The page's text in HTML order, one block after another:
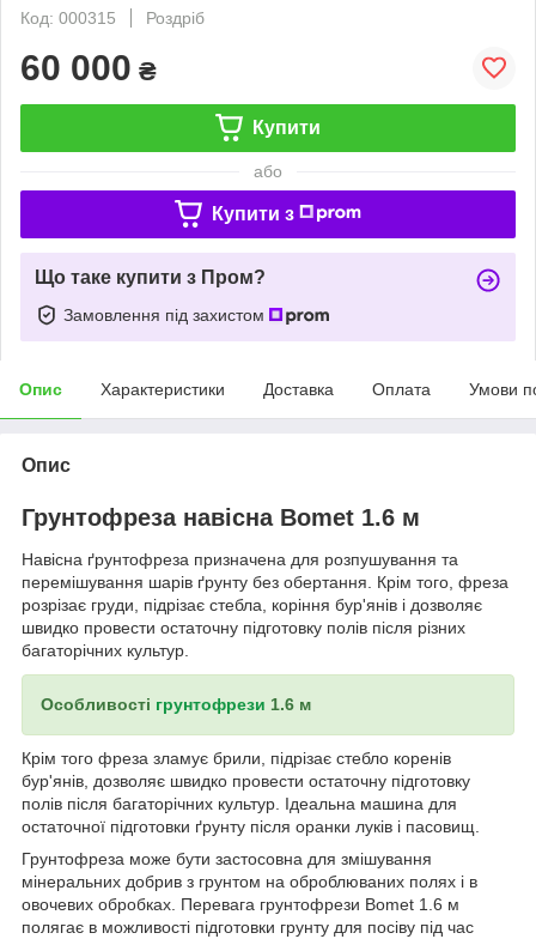
Код: 000315
Роздріб
60 000 ₴
Купити
або
Купити з
Що таке купити з Пром?
Замовлення під захистом
Опис Характеристики Доставка Оплата Умови
Опис
Грунтофреза навісна Bomet 1.6 м
Навісна ґрунтофреза призначена для розпушування та
перемішування шарів ґрунту без обертання. Крім того, фреза
розрізає груди, підрізає стебла, коріння бур'янів і дозволяє
швидко провести остаточну підготовку полів після різних
багаторічних культур.
Особливості грунтофрези 1.6 м
Крім того фреза зламує брили, підрізає стебло коренів
бур'янів, дозволяє швидко провести остаточну підготовку
полів після багаторічних культур. Ідеальна машина для
остаточної підготовки ґрунту після оранки луків і пасовищ.
Грунтофреза може бути застосовна для змішування
мінеральних добрив з грунтом на оброблюваних полях і в
овочевих обробках. Перевага грунтофрези Bomet 1.6 м
полягає в можливості підготовки грунту для посіву під час